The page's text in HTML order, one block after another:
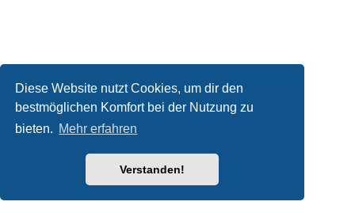
Diese Website nutzt Cookies, um dir den
bestmöglichen Komfort bei der Nutzung zu
bieten. Mehr erfahren
Verstanden!